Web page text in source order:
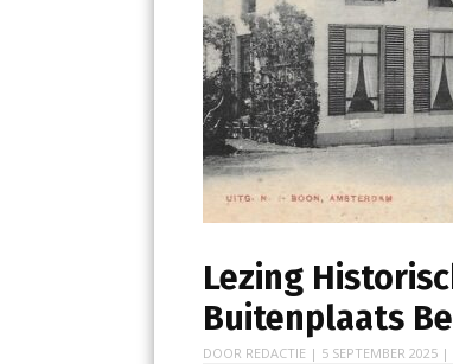
Lezing
Buitenplaats
DOOR REDACTIE | 5 SEPTEMBER 2025 |